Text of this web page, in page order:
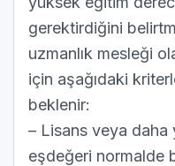
gerektirdiğini
uzmanlık mesleği
için aşağıdaki
beklenir:
– Lisans veya
eşdeğeri normalde